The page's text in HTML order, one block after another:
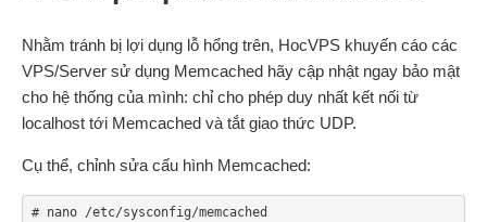
Nhằm tránh bị lợi dụng lỗ hổng trên, HocVPS khuyến cáo các
VPS/Server sử dụng Memcached hãy cập nhật ngay bảo mật
cho hệ thống của mình: chỉ cho phép duy nhất kết nối từ
localhost tới Memcached và tắt giao thức UDP.
Cụ thể, chỉnh sửa cấu hình Memcached:
# nano /etc/sysconfig/memcached